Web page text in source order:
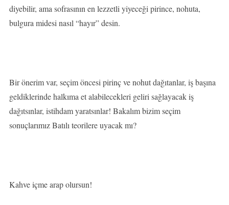
diyebilir, ama sofrasının en lezzetli yiyeceği pirince, nohuta,
bulgura midesi nasıl “hayır” desin.
Bir önerim var, seçim öncesi pirinç ve nohut dağıtanlar, iş başına
geldiklerinde halkıma et alabilecekleri geliri sağlayacak iş
dağıtsınlar, istihdam yaratsınlar! Bakalım bizim seçim
sonuçlarımız Batılı teorilere uyacak mı?
Kahve içme arap olursun!